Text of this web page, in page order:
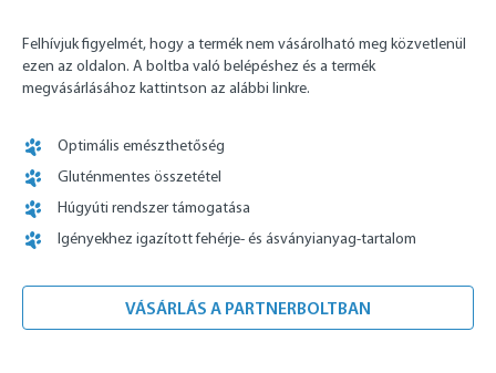
Felhívjuk figyelmét, hogy a termék nem vásárolható meg közvetlenül
ezen az oldalon. A boltba való belépéshez és a termék
megvásárlásához kattintson az alábbi linkre.
Optimális emészthetőség
Gluténmentes összetétel
Húgyúti rendszer támogatása
Igényekhez igazított fehérje- és ásványianyag-tartalom
VÁSÁRLÁS A PARTNERBOLTBAN